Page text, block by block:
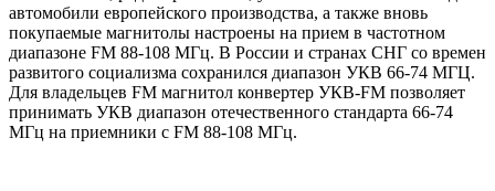
автомобили европейского производства, а также вновь
покупаемые магнитолы настроены на прием в частотном
диапазоне FM 88-108 МГц. В России и странах СНГ со времен
развитого социализма сохранился диапазон УКВ 66-74 МГЦ.
Для владельцев FM магнитол конвертер УКВ-FM позволяет
принимать УКВ диапазон отечественного стандарта 66-74
МГц на приемники с FM 88-108 МГц.